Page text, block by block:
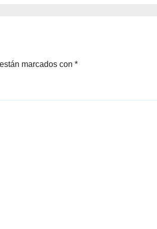
marcados con *